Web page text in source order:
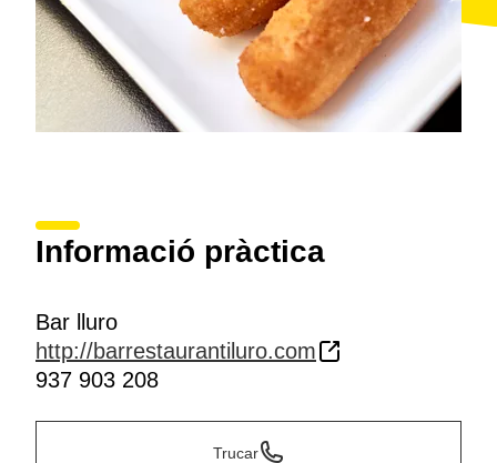
Informació pràctica
Bar lluro
http://barrestaurantiluro.com
937 903 208
Trucar